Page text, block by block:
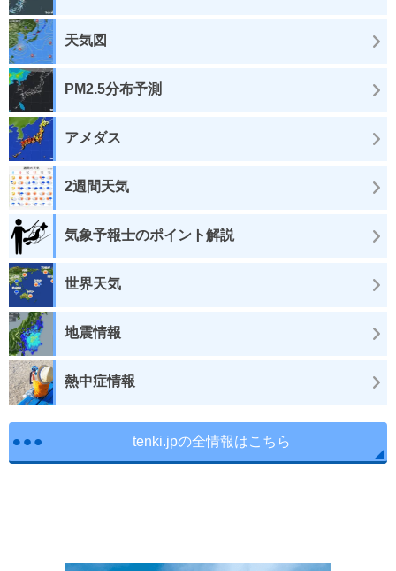
天気図
PM2.5分布予測
アメダス
2週間天気
気象予報士のポイント解説
世界天気
地震情報
熱中症情報
tenki.jpの全情報はこちら